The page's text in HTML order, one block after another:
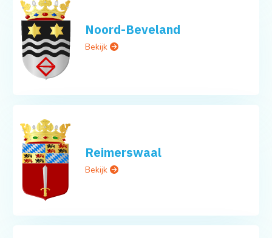
Noord-Beveland
Bekijk
Reimerswaal
Bekijk